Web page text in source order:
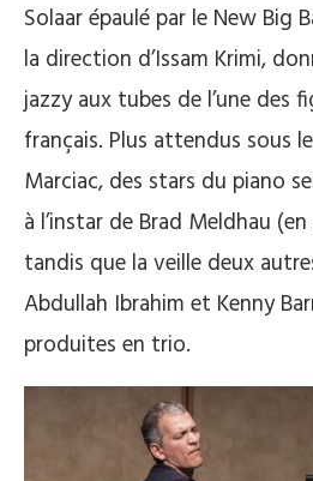
Solaar épaulé par le New Big
la direction d’Issam Krimi,
jazzy aux tubes de l’une des
français. Plus attendus sous
Marciac, des stars du piano
à l’instar de Brad Meldhau
tandis que la veille deux
Abdullah Ibrahim et Kenny
produites en trio.